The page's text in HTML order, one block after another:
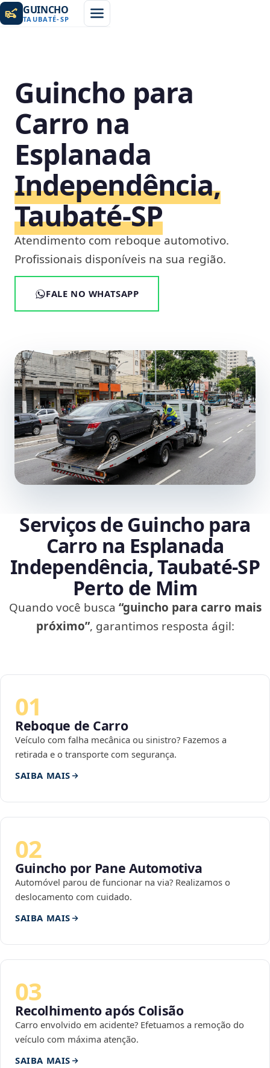
GUINCHO
TAUBATÉ-SP
Guincho para
Carro na
Esplanada
Independência,
Taubaté‑SP
Atendimento com reboque automotivo.
Profissionais disponíveis na sua região.
FALE NO WHATSAPP
Serviços de Guincho para
Carro na Esplanada
Independência, Taubaté‑SP
Perto de Mim
Quando você busca “guincho para carro mais
próximo”, garantimos resposta ágil:
01
Reboque de Carro
Veículo com falha mecânica ou sinistro? Fazemos a
retirada e o transporte com segurança.
SAIBA MAIS
02
Guincho por Pane Automotiva
Automóvel parou de funcionar na via? Realizamos o
deslocamento com cuidado.
SAIBA MAIS
03
Recolhimento após Colisão
Carro envolvido em acidente? Efetuamos a remoção do
veículo com máxima atenção.
SAIBA MAIS